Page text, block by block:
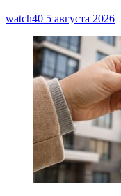
watch40 5 августа 2026